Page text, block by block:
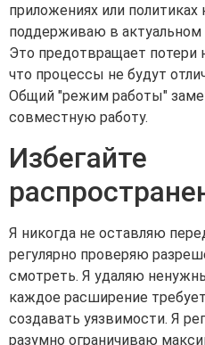
приложениях или политиках
поддерживаю в актуальном
Это предотвращает потери
что процессы не будут
Общий "режим работы"
совместную работу.
Избегайте
Я никогда не оставляю
регулярно проверяю
смотреть. Я удаляю
каждое расширение
создавать уязвимости. Я
разумно ограничиваю